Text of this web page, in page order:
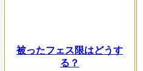
被ったフェス限はどうす
る？